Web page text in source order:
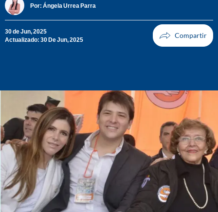
Por: Ángela Urrea Parra
30 de Jun, 2025
Actualizado: 30 De Jun, 2025